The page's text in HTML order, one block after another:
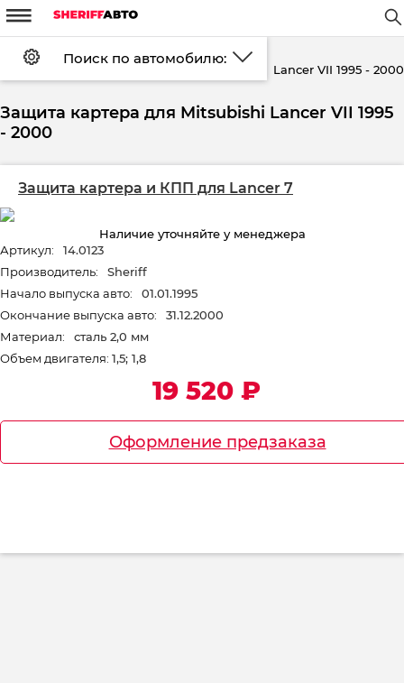
Установка FAQ Оплата
Доставка Контакты
Регистрация
Войти
m
W
#
Поиск по автомобилю: d
Каталог Lancer VII 1995 - 2000
Защита картера для Mitsubishi Lancer VII 1995
- 2000
Защита картера и КПП для Lancer 7
Наличие уточняйте у менеджера
Артикул:
14.0123
Производитель:
Sheriff
Начало выпуска авто:
01.01.1995
Окончание выпуска авто:
31.12.2000
Материал:
сталь 2,0 мм
Объем двигателя: 1,5; 1,8
19 520 ₽
Оформление предзаказа